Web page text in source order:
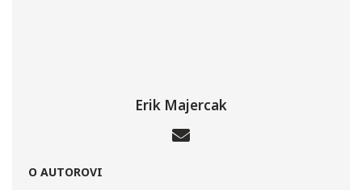
Erik Majercak
O AUTOROVI